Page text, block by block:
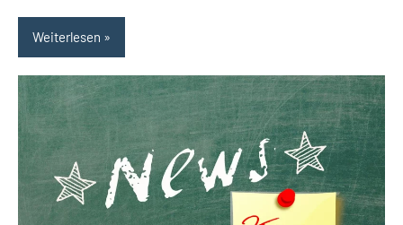
Weiterlesen